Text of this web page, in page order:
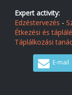
Expert activity:
Edzéstervezés -
Étkezési és
Táplálkozási
E-mail